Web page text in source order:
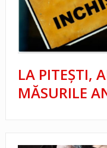
LA PITEŞTI,
MĂSURILE